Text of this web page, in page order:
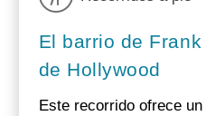
El barrio de
de Hollywood
Este recorrido ofrece